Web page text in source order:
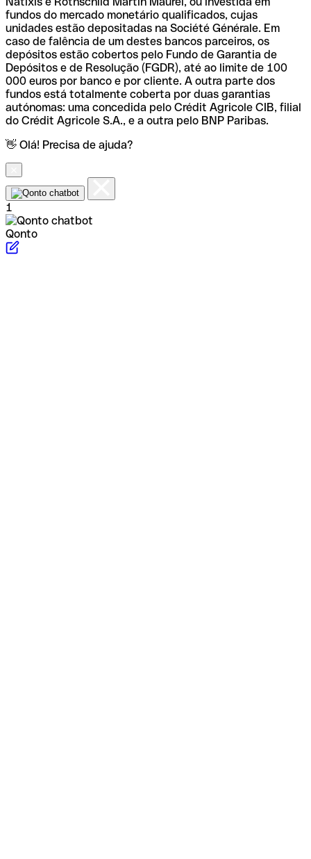
fundos do mercado monetário qualificados, cujas
unidades estão depositadas na Société Générale. Em
caso de falência de um destes bancos parceiros, os
depósitos estão cobertos pelo Fundo de Garantia de
Depósitos e de Resolução (FGDR), até ao limite de 100
000 euros por banco e por cliente. A outra parte dos
fundos está totalmente coberta por duas garantias
autónomas: uma concedida pelo Crédit Agricole CIB, filial
do Crédit Agricole S.A., e a outra pelo BNP Paribas.
👋 Olá! Precisa de ajuda?
1
Qonto